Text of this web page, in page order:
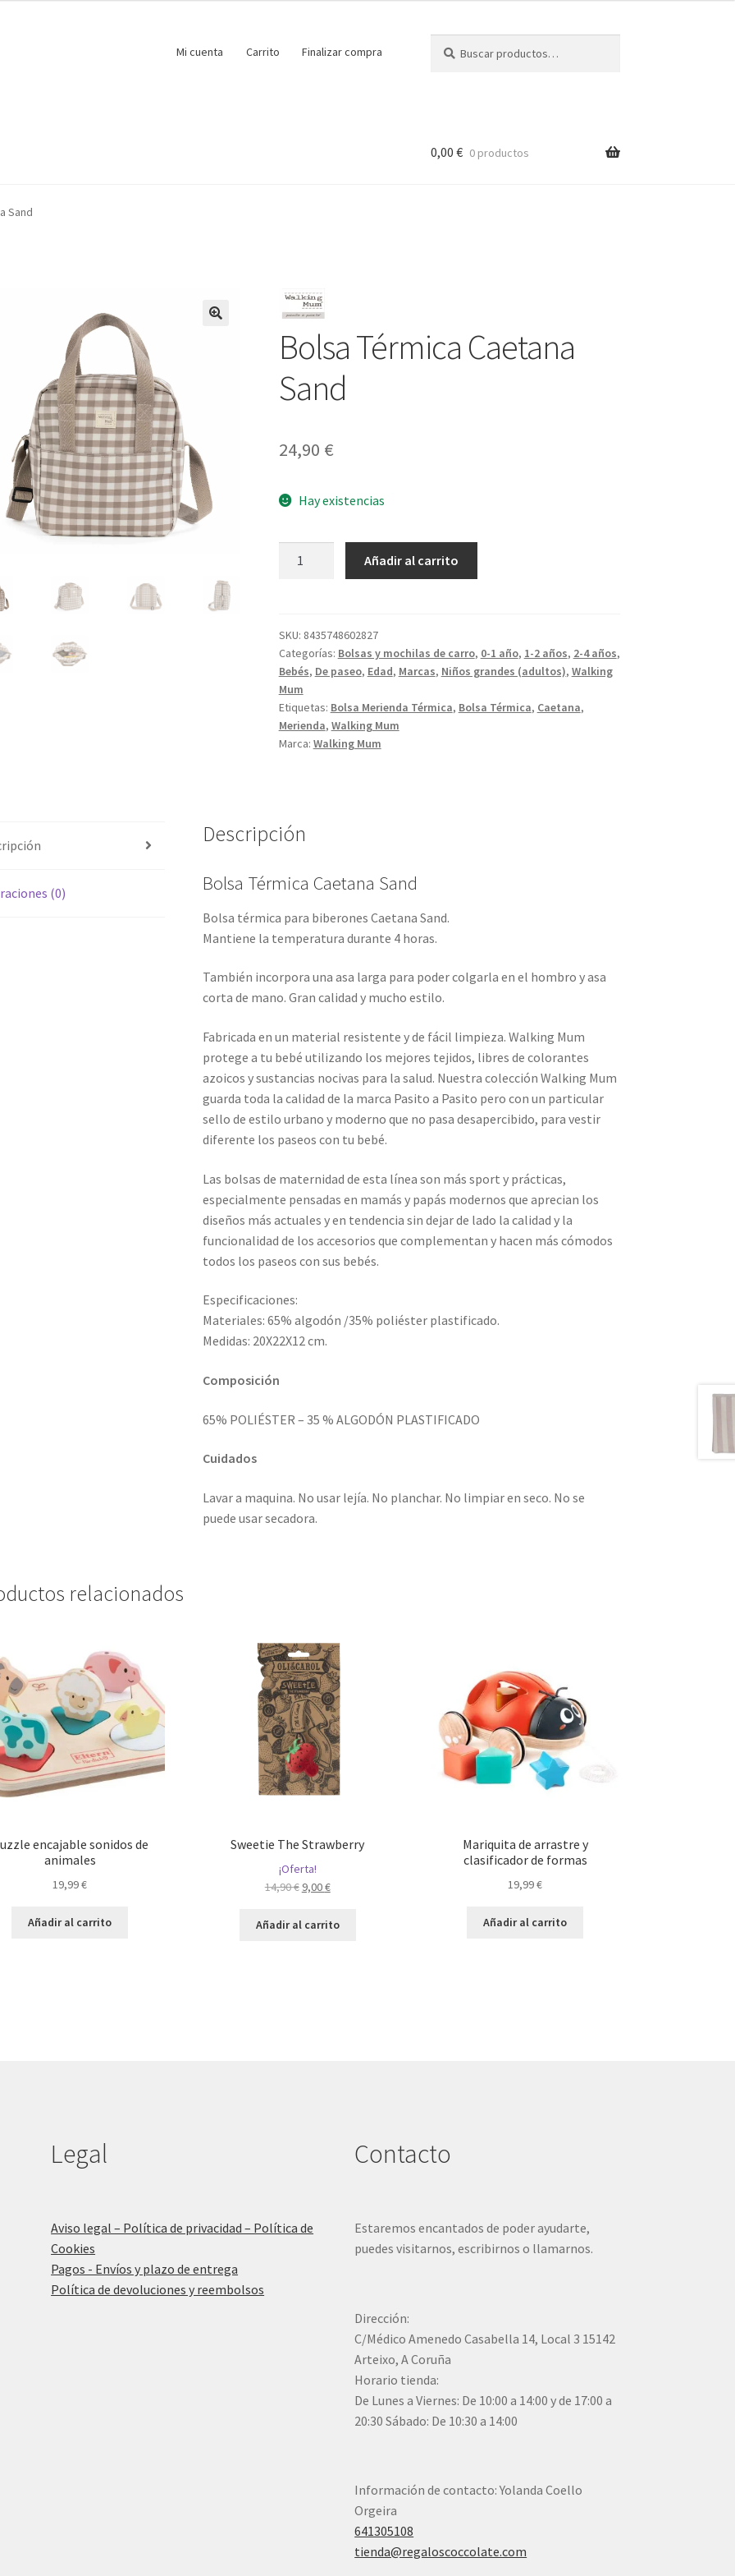
Mi cuenta Carrito Finalizar compra
por:
0,00 € 0 productos
Sand
Bolsa Térmica Caetana
Sand
24,90 €
Hay existencias
cantidad
Añadir al carrito
SKU: 8435748602827
Categorías: Bolsas y mochilas de carro, 0-1 año, 1-2 años, 2-4 años,
Bebés, De paseo, Edad, Marcas, Niños grandes (adultos), Walking
Mum
Etiquetas: Bolsa Merienda Térmica, Bolsa Térmica, Caetana,
Merienda, Walking Mum
Marca: Walking Mum
(0)
Descripción
Bolsa Térmica Caetana Sand
Bolsa térmica para biberones Caetana Sand.
Mantiene la temperatura durante 4 horas.
También incorpora una asa larga para poder colgarla en el hombro y asa
corta de mano. Gran calidad y mucho estilo.
Fabricada en un material resistente y de fácil limpieza. Walking Mum
protege a tu bebé utilizando los mejores tejidos, libres de colorantes
azoicos y sustancias nocivas para la salud. Nuestra colección Walking Mum
guarda toda la calidad de la marca Pasito a Pasito pero con un particular
sello de estilo urbano y moderno que no pasa desapercibido, para vestir
diferente los paseos con tu bebé.
Las bolsas de maternidad de esta línea son más sport y prácticas,
especialmente pensadas en mamás y papás modernos que aprecian los
diseños más actuales y en tendencia sin dejar de lado la calidad y la
funcionalidad de los accesorios que complementan y hacen más cómodos
todos los paseos con sus bebés.
Especificaciones:
Materiales: 65% algodón /35% poliéster plastificado.
Medidas: 20X22X12 cm.
Composición
65% POLIÉSTER – 35 % ALGODÓN PLASTIFICADO
Cuidados
Lavar a maquina. No usar lejía. No planchar. No limpiar en seco. No se
puede usar secadora.
relacionados
encajable sonidos de
animales
19,99€
Añadir al carrito
Sweetie The Strawberry
¡Oferta!
14,90€ El
original
9,00€El
actual
Añadir al carrito
Mariquita de arrastre y
clasificador de formas
19,99€
Añadir al carrito
Legal
Aviso legal – Política de privacidad – Política de
Cookies
Pagos - Envíos y plazo de entrega
Política de devoluciones y reembolsos
Contacto
Estaremos encantados de poder ayudarte,
puedes visitarnos, escribirnos o llamarnos.
Dirección:
C/Médico Amenedo Casabella 14, Local 3 15142
Arteixo, A Coruña
Horario tienda:
De Lunes a Viernes: De 10:00 a 14:00 y de 17:00 a
20:30 Sábado: De 10:30 a 14:00
Información de contacto: Yolanda Coello
Orgeira
641305108
tienda@regaloscoccolate.com